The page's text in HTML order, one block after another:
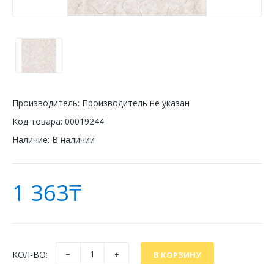
Производитель: Производитель не указан
Код товара: 00019244
Наличие: В наличии
1 363₸
КОЛ-ВО: